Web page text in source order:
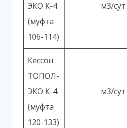
ЭКО К-4
(муфта
106-114)
м3/сут
Кессон
ТОПОЛ-
ЭКО К-4
(муфта
120-133)
м3/сут